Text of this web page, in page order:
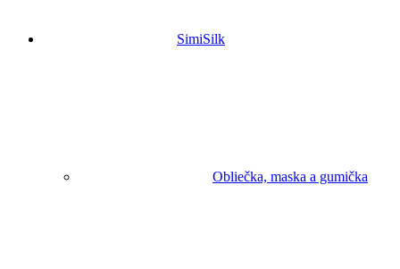
SimiSilk
Obliečka, maska a gumička